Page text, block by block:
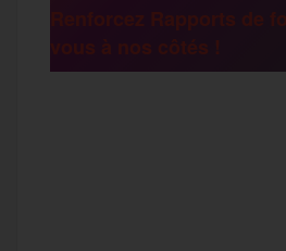
Renforcez Rapports de
vous à nos côtés !